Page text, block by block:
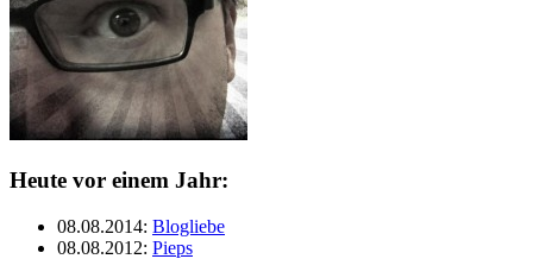
Heute vor einem Jahr:
08.08.2014: Blogliebe
08.08.2012: Pieps